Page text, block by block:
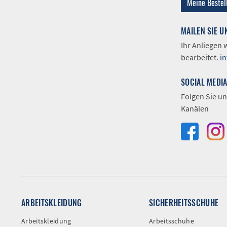
MAILEN SIE
Ihr Anliegen
bearbeitet.
SOCIAL MEDIA
Folgen Sie
Kanälen
ARBEITSKLEIDUNG
Arbeitskleidung
SICHERHEITSSCHUHE
Arbeitsschuhe